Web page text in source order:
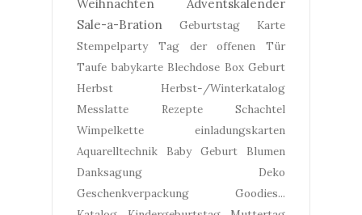
Weihnachten
Adventskalender
Sale-a-Bration
Geburtstag
Karte
Stempelparty
Tag der offenen Tür
Taufe babykarte Blechdose Box Geburt
Herbst
Herbst-/Winterkatalog
Messlatte
Rezepte
Schachtel
Wimpelkette
einladungskarten
Aquarelltechnik
Baby Geburt
Blumen
Danksagung
Deko
Geschenkverpackung
Goodies...